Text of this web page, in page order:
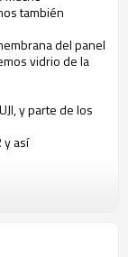
también
del panel
vidrio de la
y parte de los
y así